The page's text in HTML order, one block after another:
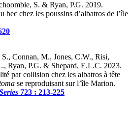
S. & Ryan, P.G. 2019.
bec chez les poussins d’albatros de l’île
Connan, M., Jones, C.W., Risi,
Ryan, P.G. & Shepard, E.L.C. 2023.
par collision chez les albatros à tête
se reproduisant sur l’île Marion.
723 : 213-225